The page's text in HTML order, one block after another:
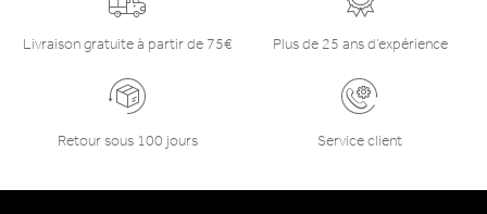
Livraison gratuite à partir de 75€ Plus de 25 ans d’expérience
Retour sous 100 jours Service client